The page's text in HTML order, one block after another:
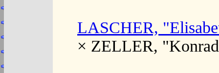
LASCHER,
× ZELLER,